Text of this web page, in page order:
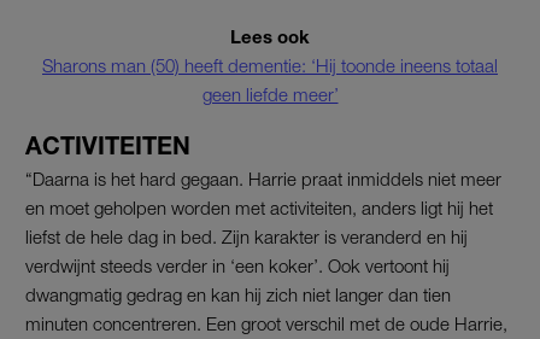
Lees ook
Sharons man (50) heeft dementie: ‘Hij toonde ineens totaal
geen liefde meer’
ACTIVITEITEN
“Daarna is het hard gegaan. Harrie praat inmiddels niet meer
en moet geholpen worden met activiteiten, anders ligt hij het
liefst de hele dag in bed. Zijn karakter is veranderd en hij
verdwijnt steeds verder in ‘een koker’. Ook vertoont hij
dwangmatig gedrag en kan hij zich niet langer dan tien
minuten concentreren. Een groot verschil met de oude Harrie,